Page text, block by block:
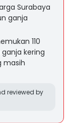
Surabaya
ganja
110
kering
masih
reviewed by